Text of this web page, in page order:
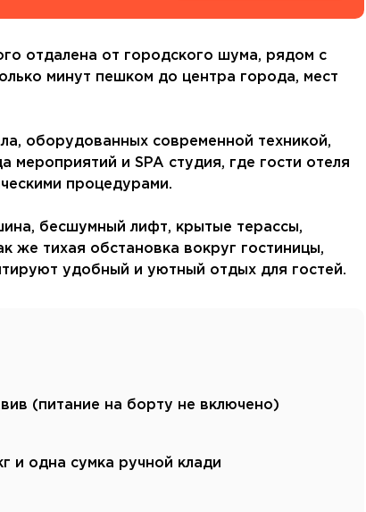
Шотландия
Эстония
Регионы плавания
Полярный Круг
Северная Америка
Арктические круизы
отдалена от городского шума, рядом с
минут пешком до центра города, мест
оборудованных современной техникой,
и SPA студия, где гости отеля
процедурами.
бесшумный лифт, крытые терассы,
же тихая обстановка вокруг гостиницы,
удобный и уютный отдых для гостей.
(питание на борту не включено)
и одна сумка ручной клади